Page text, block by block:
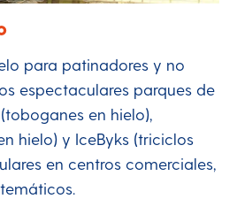
para patinadores y no
espectaculares parques de
en hielo),
hielo) y IceByks (triciclos
en centros comerciales,